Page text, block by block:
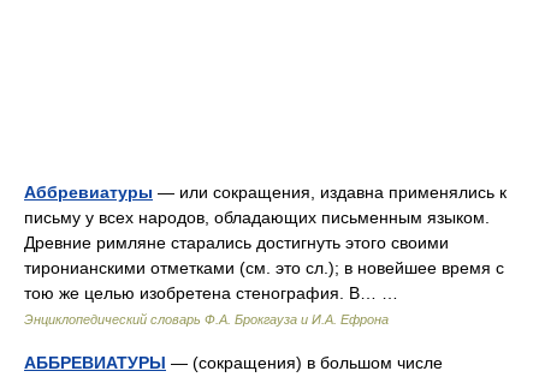
Аббревиатуры — или сокращения, издавна применялись к
письму у всех народов, обладающих письменным языком.
Древние римляне старались достигнуть этого своими
тиронианскими отметками (см. это сл.); в новейшее время с
тою же целью изобретена стенография. В… …
Энциклопедический словарь Ф.А. Брокгауза и И.А. Ефрона
АББРЕВИАТУРЫ — (сокращения) в большом числе